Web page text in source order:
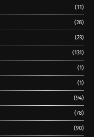
(11)
(28)
(23)
(131)
(1)
(1)
(94)
(78)
(90)